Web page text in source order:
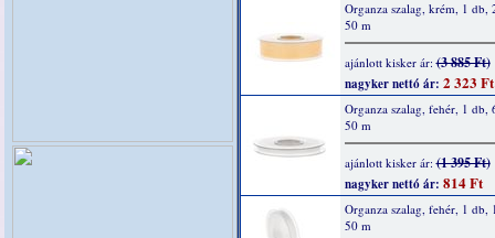
Organza szalag, krém, 1 db,
50 m
ajánlott kisker ár:(3 885 Ft)
nagyker nettó ár: 2 323 Ft
Organza szalag, fehér, 1 db,
50 m
ajánlott kisker ár:(1 395 Ft)
nagyker nettó ár: 814 Ft
Organza szalag, fehér, 1 db,
50 m